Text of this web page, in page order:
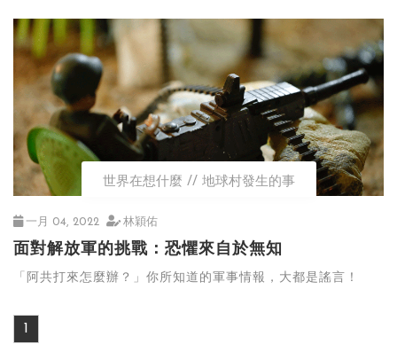
世界在想什麼 地球村發生的事
一月 04, 2022 林穎佑
面對解放軍的挑戰：恐懼來自於無知
「阿共打來怎麼辦？」你所知道的軍事情報，大都是謠言！
1